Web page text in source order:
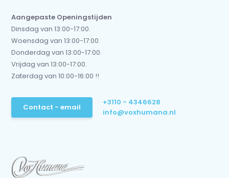
Aangepaste Openingstijden
Dinsdag van 13:00-17:00.
Woensdag van 13:00-17:00.
Donderdag van 13:00-17:00.
Vrijdag van 13:00-17:00.
Zaterdag van 10:00-16:00 !!
Contact - email
+3110 - 4346628
info@voxhumana.nl